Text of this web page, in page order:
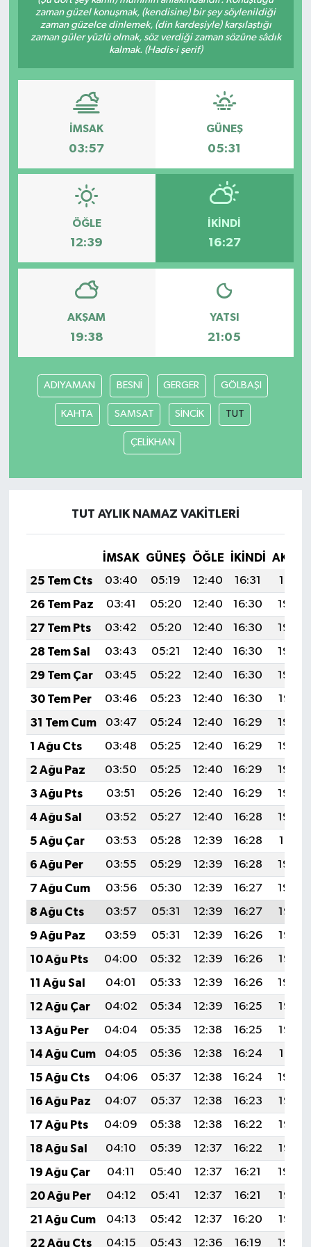
zaman güzel konuşmak, (kendisine) bir şey söylenildiği
zaman güzelce dinlemek, (din kardeşiyle) karşılaştığı
zaman güler yüzlü olmak, söz verdiği zaman sözüne sâdık
kalmak. (Hadis-i şerif)
İMSAK
03:57
GÜNEŞ
05:31
ÖĞLE
12:39
İKINDI
16:27
AKŞAM
19:38
YATSI
21:05
ADIYAMAN BESNİ GERGER GÖLBAŞI
KAHTA SAMSAT SİNCİK TUT
ÇELİKHAN
TUT AYLIK NAMAZ VAKITLERI
İMSAK GÜNEŞ ÖĞLE İKINDI
25 Tem Cts
03:40 05:19 12:40 16:31
19:51
26 Tem Paz
03:41 05:20 12:40 16:30
19:50
27 Tem Pts
03:42 05:20 12:40 16:30
19:49
28 Tem Sal
03:43 05:21 12:40 16:30
19:49
29 Tem Çar
03:45 05:22 12:40 16:30
19:48
30 Tem Per
03:46 05:23 12:40 16:30
19:47
31 Tem Cum
03:47 05:24 12:40 16:29
19:46
1 Ağu Cts
03:48 05:25 12:40 16:29
19:45
2 Ağu Paz
03:50 05:25 12:40 16:29
19:44
3 Ağu Pts
03:51 05:26 12:40 16:29
19:43
4 Ağu Sal
03:52 05:27 12:40 16:28
19:42
5 Ağu Çar
03:53 05:28 12:39 16:28
19:41
6 Ağu Per
03:55 05:29 12:39 16:28
19:40
7 Ağu Cum
03:56 05:30 12:39 16:27
19:39
8 Ağu Cts
03:57 05:31 12:39 16:27
19:38
9 Ağu Paz
03:59 05:31 12:39 16:26
19:37
10 Ağu Pts
04:00 05:32 12:39 16:26
19:35
11 Ağu Sal
04:01 05:33 12:39 16:26
19:34
12 Ağu Çar
04:02 05:34 12:39 16:25
19:33
13 Ağu Per
04:04 05:35 12:38 16:25
19:32
14 Ağu Cum
04:05 05:36 12:38 16:24
19:31
15 Ağu Cts
04:06 05:37 12:38 16:24
19:29
16 Ağu Paz
04:07 05:37 12:38 16:23
19:28
17 Ağu Pts
04:09 05:38 12:38 16:22
19:27
18 Ağu Sal
04:10 05:39 12:37 16:22
19:26
19 Ağu Çar
04:11 05:40 12:37 16:21
19:24
20 Ağu Per
04:12 05:41 12:37 16:21
19:23
21 Ağu Cum
04:13 05:42 12:37 16:20
19:22
22 Ağu Cts
04:15 05:43 12:36 16:19 19:20
SAĞLIK
KEŞFET
POPÜLER
DÜNYA
TREND
TEKNOLOJİ
YAŞAM
KÜLTÜR SANAT